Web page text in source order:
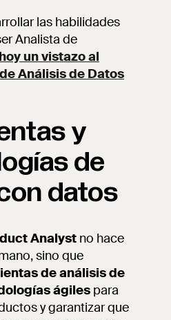
las habilidades
Analista de
un vistazo al
Análisis de Datos
y
de
datos
Analyst no hace
sino que
de análisis de
ágiles para
y garantizar que